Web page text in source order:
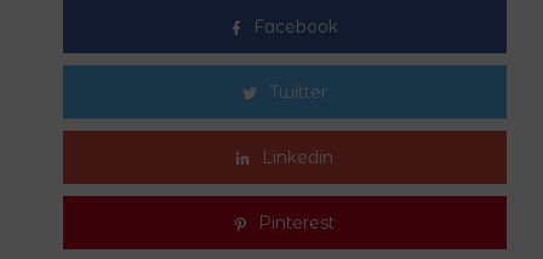
Facebook
Twitter
Linkedin
Pinterest